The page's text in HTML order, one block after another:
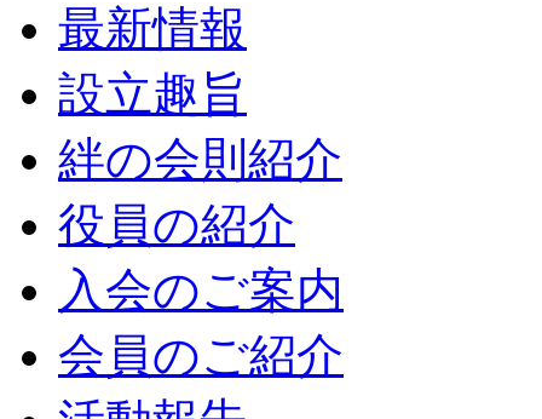
最新情報
設立趣旨
絆の会則紹介
役員の紹介
入会のご案内
会員のご紹介